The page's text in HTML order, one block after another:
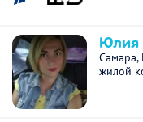
Юлия
жилой